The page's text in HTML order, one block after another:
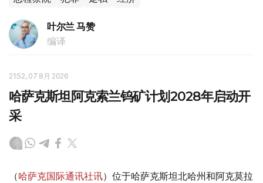
叶尔兰 马赞
编译
21:52, 07 8月 2026
哈萨克斯坦阿克索兰钨矿计划2028年启动开
采
（哈萨克国际通讯社讯）位于哈萨克斯坦北哈州和阿克莫拉